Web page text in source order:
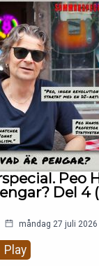
Peo
Del 4
måndag 27 juli 2026
Play